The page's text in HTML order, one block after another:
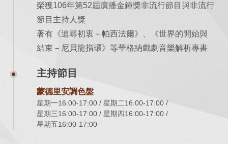
榮獲106年第52屆廣播金鐘獎非流行節目與非流行
節目主持人獎
著有《追尋初衷－帕西法爾》、《世界的開始與
結束－尼貝龍指環》等華格納戲劇音樂解析專書
主持節目
蒙德里安調色盤
星期一16:00-17:00
星期二16:00-17:00
星期三16:00-17:00
星期四16:00-17:00
星期五16:00-17:00